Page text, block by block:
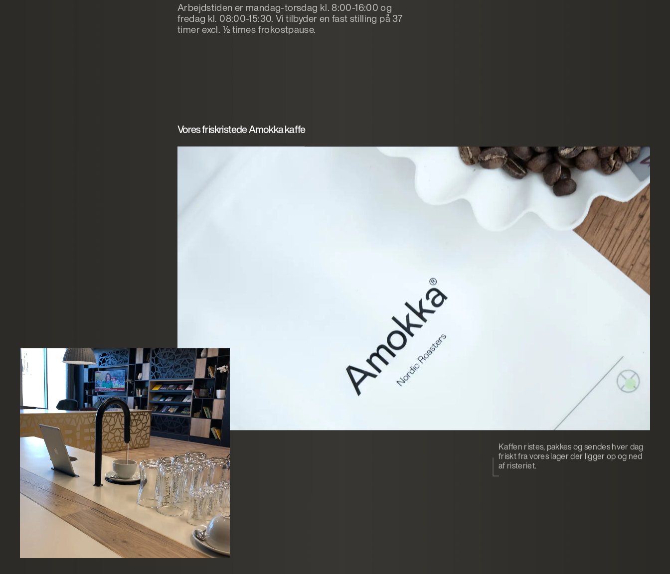
Arbejdstiden er mandag-torsdag kl. 8:00-16:00 og
fredag kl. 08:00-15:30. Vi tilbyder en fast stilling på 37
timer excl. ½ times frokostpause.
Vores friskristede Amokka kaffe
Kaffen ristes, pakkes og sendes hver dag
friskt fra vores lager der ligger op og ned
af risteriet.